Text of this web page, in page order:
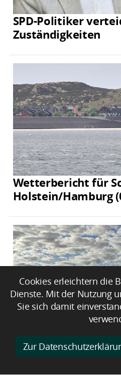
SPD-Politiker
Zuständigkeiten
Wetterbericht für
Holstein/Hamburg
Wetterbericht für
Westfalen
Cookies erleichtern die
Dienste. Mit der Nutzung
Sie sich damit
Zur